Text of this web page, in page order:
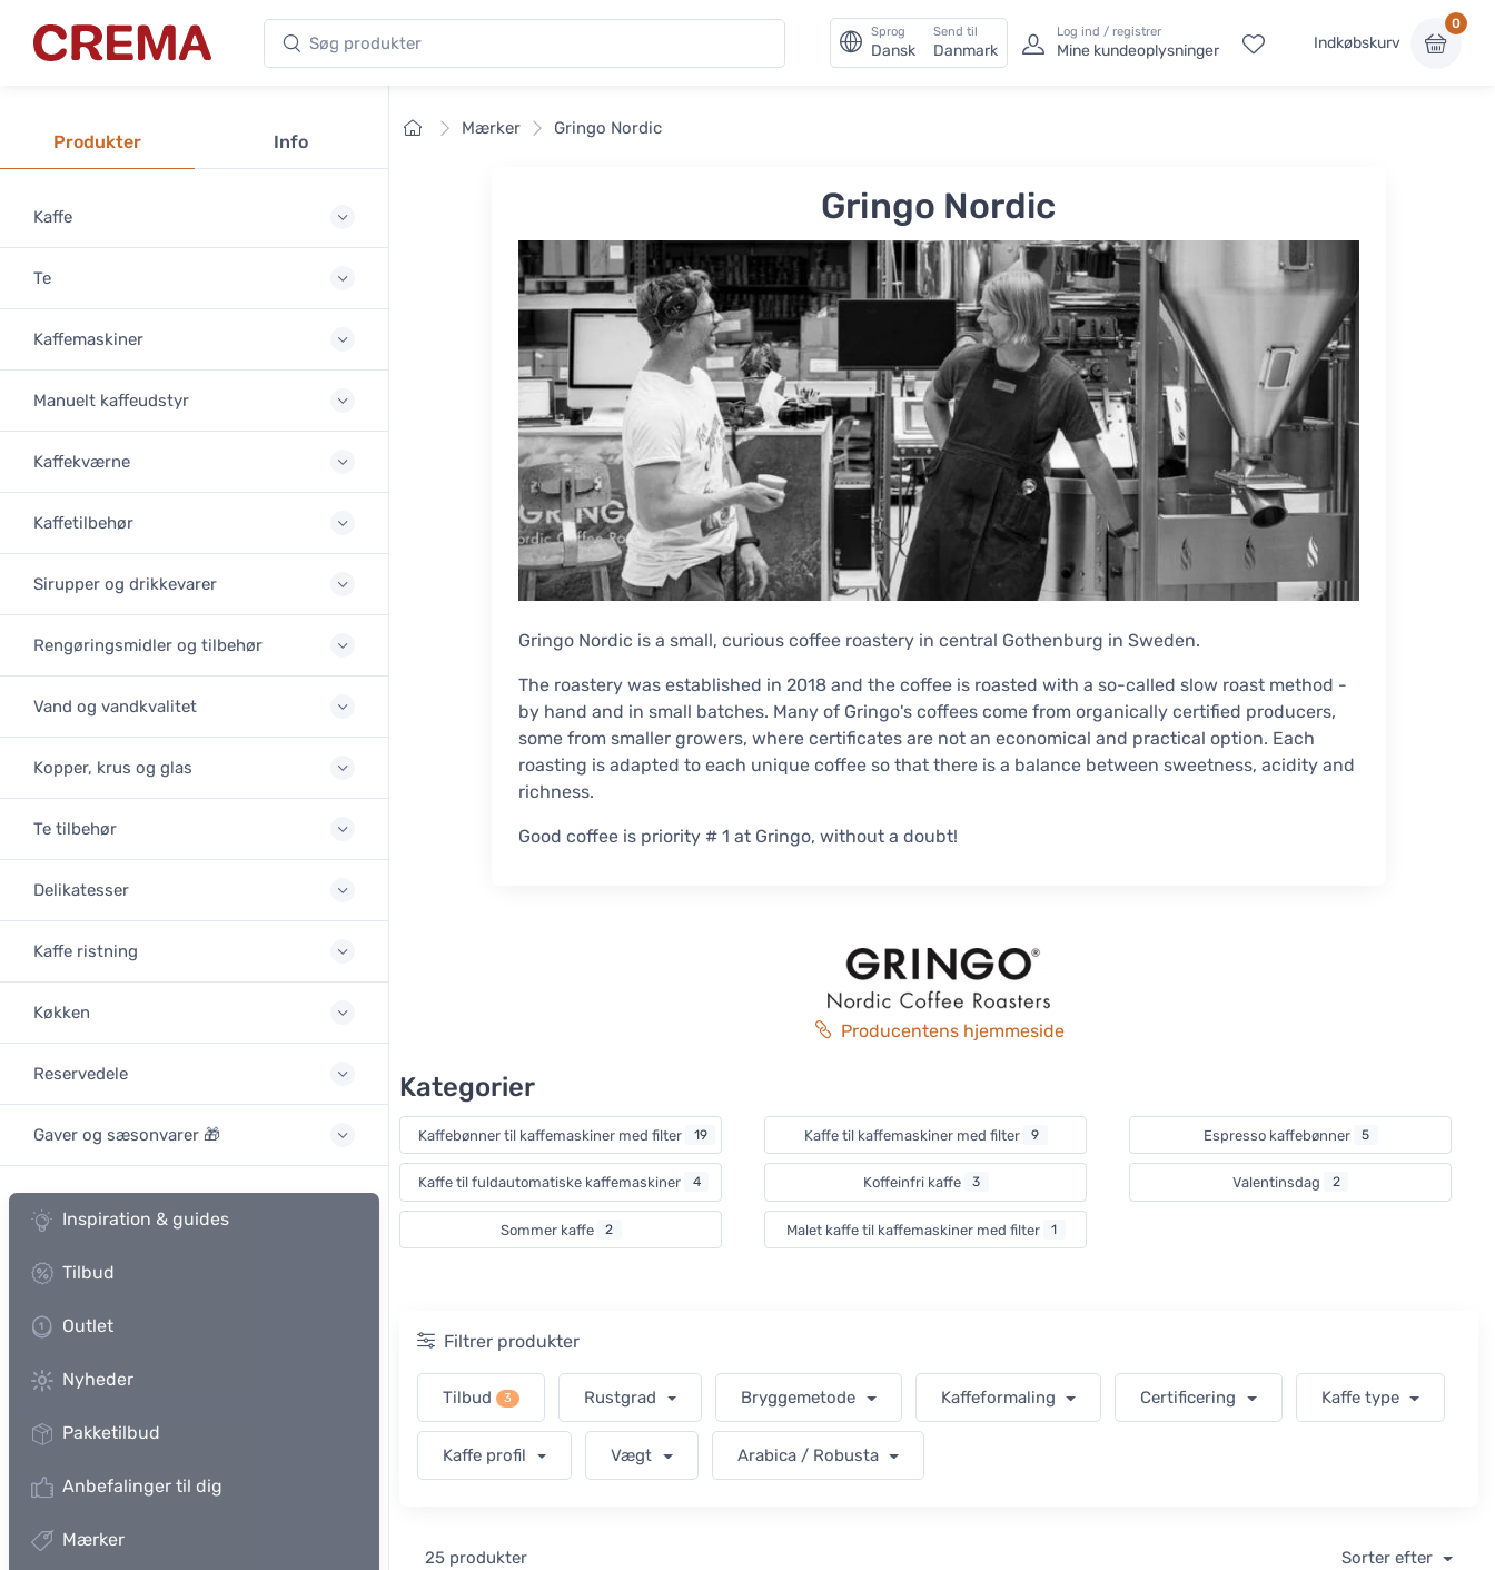
Crema Søg produkter Sprog
Dansk
Send til
Danmark
Log ind / registrer
Mine kundeoplysninger Indkøbskurv
0
Produkter Info
Kaffe
Te
Kaffemaskiner
Manuelt kaffeudstyr
Kaffekværne
Kaffetilbehør
Sirupper og drikkevarer
Rengøringsmidler og tilbehør
Vand og vandkvalitet
Kopper, krus og glas
Te tilbehør
Delikatesser
Kaffe ristning
Køkken
Reservedele
Gaver og sæsonvarer 🎁
Inspiration & guides
Tilbud
Outlet
Nyheder
Pakketilbud
Anbefalinger til dig
Mærker
ForsideMærker Gringo Nordic
Gringo Nordic
Gringo Nordic is a small, curious coffee roastery in central Gothenburg in Sweden.
The roastery was established in 2018 and the coffee is roasted with a so-called slow roast method -
by hand and in small batches. Many of Gringo's coffees come from organically certified producers,
some from smaller growers, where certificates are not an economical and practical option. Each
roasting is adapted to each unique coffee so that there is a balance between sweetness, acidity and
richness.
Good coffee is priority # 1 at Gringo, without a doubt!
Producentens hjemmeside
Kategorier
Kaffebønner til kaffemaskiner med filter 19 Kaffe til kaffemaskiner med filter 9 Espresso kaffebønner 5
Kaffe til fuldautomatiske kaffemaskiner 4 Koffeinfri kaffe 3 Valentinsdag 2
Sommer kaffe 2 Malet kaffe til kaffemaskiner med filter 1
Filtrer produkter
Tilbud 3 Rustgrad Bryggemetode Kaffeformaling Certificering Kaffe type
Kaffe profil Vægt Arabica / Robusta
25 produkter Sorter efter